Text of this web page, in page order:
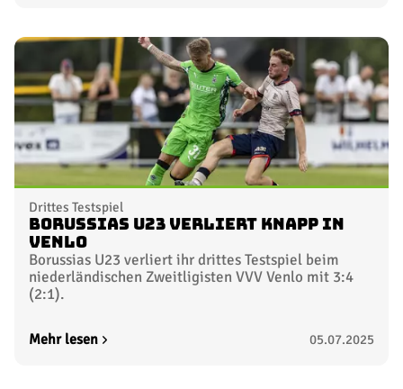
Drittes Testspiel
Borussias U23 verliert knapp in
Venlo
Borussias U23 verliert ihr drittes Testspiel beim
niederländischen Zweitligisten VVV Venlo mit 3:4
(2:1).
Mehr lesen 05.07.2025